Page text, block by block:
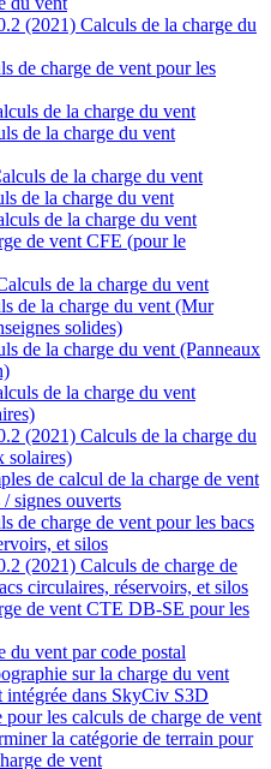
(2021) Calculs de la charge du
de charge de vent pour les
de la charge du vent
de la charge du vent
de la charge du vent
de la charge du vent
de la charge du vent
de vent CFE (pour le
de la charge du vent
de la charge du vent (Mur
solides)
de la charge du vent (Panneaux
de la charge du vent
(2021) Calculs de la charge du
solaires)
de calcul de la charge de vent
signes ouverts
de charge de vent pour les bacs
et silos
(2021) Calculs de charge de
circulaires, réservoirs, et silos
de vent CTE DB-SE pour les
du vent par code postal
sur la charge du vent
intégrée dans SkyCiv S3D
pour les calculs de charge de vent
la catégorie de terrain pour
de vent